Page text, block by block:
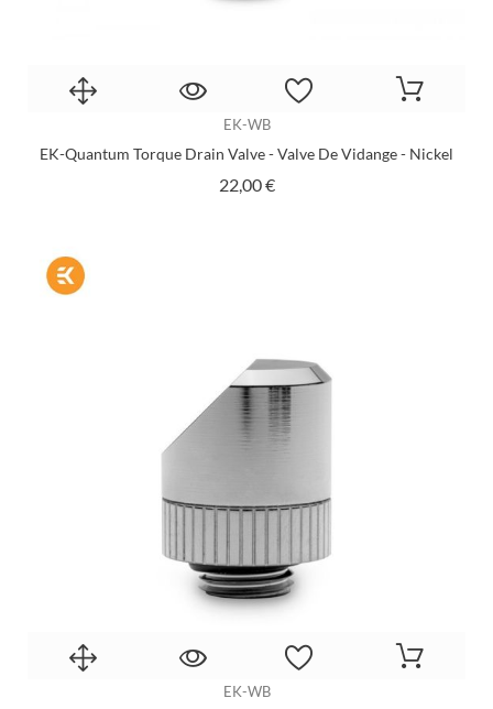
EK-WB
EK-Quantum Torque Drain Valve - Valve De Vidange - Nickel
22,00 €Prix
EK-WB